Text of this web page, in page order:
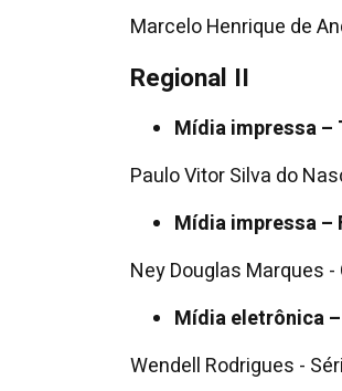
Marcelo Henrique de
Regional II
Mídia impressa –
Paulo Vitor Silva do
Mídia impressa –
Ney Douglas Marques
Mídia eletrônica
Wendell Rodrigues -